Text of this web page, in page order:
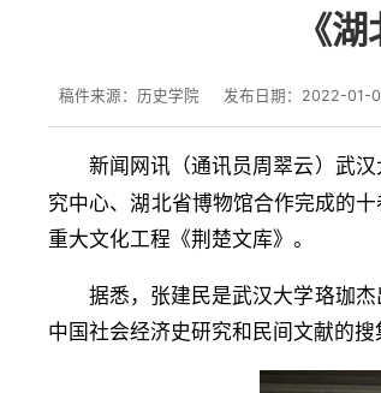
《
稿件来源：历史学院 发布日期：2022-01-
新闻网讯（通讯员周翠云）武
究中心、湖北省博物馆合作完成的
重大文化工程《荆楚文库》。
据悉，张建民是武汉大学珞珈
中国社会经济史研究和民间文献的